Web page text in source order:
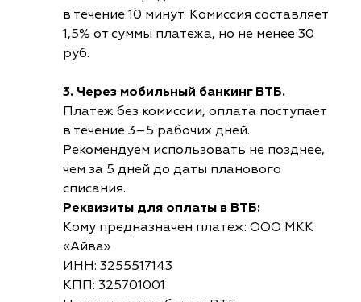
в течение 10 минут. Комиссия составляет
1,5% от суммы платежа, но не менее 30
руб.
3. Через мобильный банкинг ВТБ.
Платеж без комиссии, оплата поступает
в течение 3–5 рабочих дней.
Рекомендуем использовать не позднее,
чем за 5 дней до даты планового
списания.
Реквизиты для оплаты в ВТБ:
Кому предназначен платеж: ООО МКК
«Айва»
ИНН: 3255517143
КПП: 325701001